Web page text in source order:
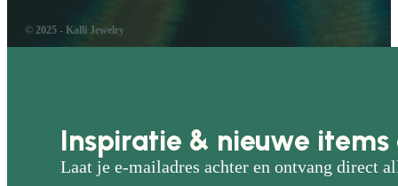
© 2025 - Kalli Jewelry
Inspiratie & nieuwe
Laat je e-mailadres achter en ontvang direct